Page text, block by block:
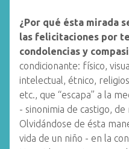
¿Por qué ésta mirada
las felicitaciones por
condolencias y
condicionante: físico,
intelectual, étnico,
etc., que “escapa” a la
- sinonimia de castigo, de
Olvidándose de ésta
vida de un niño - en la